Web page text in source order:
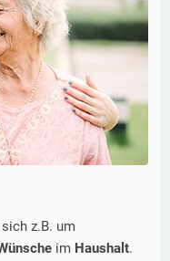
z.B. um
im Haushalt.